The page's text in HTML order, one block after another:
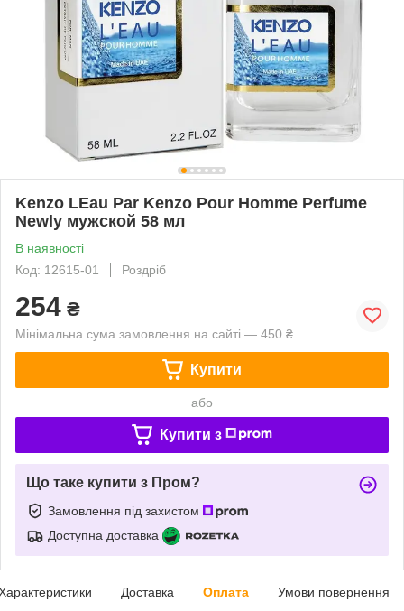
Kenzo LEau Par Kenzo Pour Homme Perfume
Newly мужской 58 мл
В наявності
Код: 12615-01
Роздріб
254 ₴
Мінімальна сума замовлення на сайті — 450 ₴
Купити
або
Купити з
Що таке купити з Пром?
Замовлення під захистом
Доступна доставка
Доставка Оплата Умови повернення